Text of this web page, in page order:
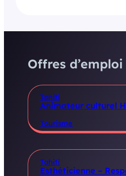
Offres
Tahiti
Animateur culturel
Tourisme
Tahiti
Esthéticienne –